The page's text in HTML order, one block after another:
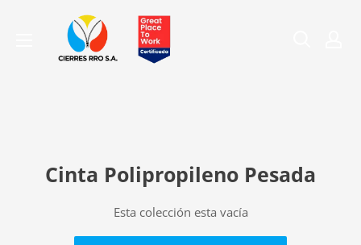
directamente
Compañía
Cierres
Cinta Polipropileno Pesada
Esta colección esta vacía